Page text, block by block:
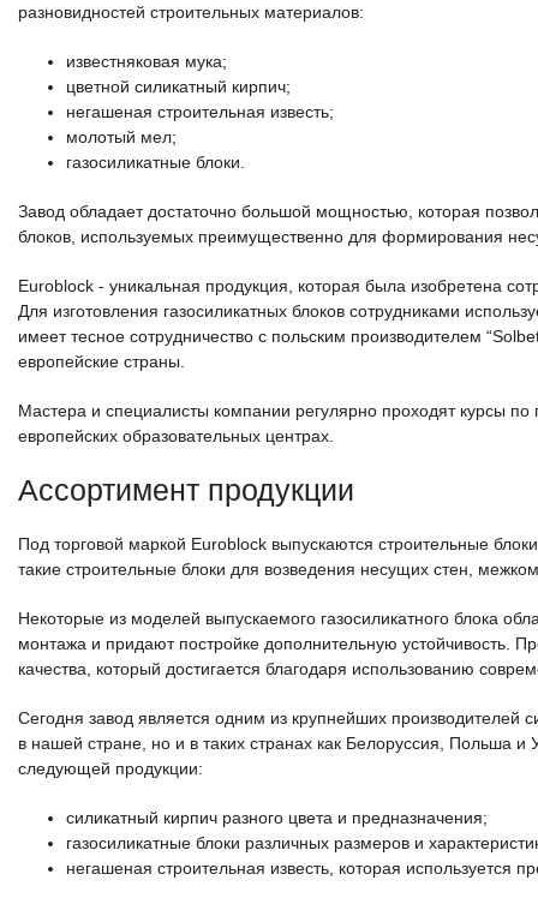
разновидностей строительных материалов:
известняковая мука;
цветной силикатный кирпич;
негашеная строительная известь;
молотый мел;
газосиликатные блоки.
Завод обладает достаточно большой мощностью, которая
блоков, используемых преимущественно для формирования
Euroblock - уникальная продукция, которая была изобретена
Для изготовления газосиликатных блоков сотрудниками
имеет тесное сотрудничество с польским производителем
европейские страны.
Мастера и специалисты компании регулярно проходят курсы
европейских образовательных центрах.
Ассортимент продукции
Под торговой маркой Euroblock выпускаются строительные
такие строительные блоки для возведения несущих стен,
Некоторые из моделей выпускаемого газосиликатного блока
монтажа и придают постройке дополнительную устойчивость.
качества, который достигается благодаря использованию
Сегодня завод является одним из крупнейших производителей
в нашей стране, но и в таких странах как Белоруссия, Польша
следующей продукции:
силикатный кирпич разного цвета и предназначения;
газосиликатные блоки различных размеров и
негашеная строительная известь, которая используется